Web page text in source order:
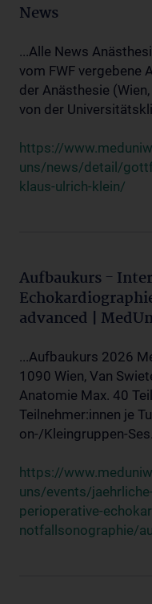
News
...Alle News
vom FWF vergebene
der Anästhesie
von der
https://
uns/news/detail/
klaus-ulrich-klein/
Aufbaukurs -
advanced |
...Aufbaukurs 2026
1090 Wien, Van
Anatomie Max. 40
Teilnehmer:innen je
on-/Kleingruppen-
https://
uns/events/
perioperative-
notfallsonographie/